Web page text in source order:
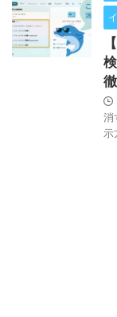
消
示